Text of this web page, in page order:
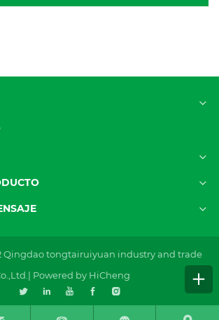
Qingdao tongtairuiyuan industry and trade
Powered by HiCheng